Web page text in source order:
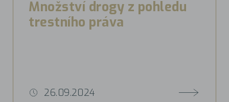
Množství drogy z pohledu
trestního práva
26.09.2024